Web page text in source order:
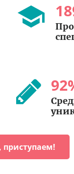
92